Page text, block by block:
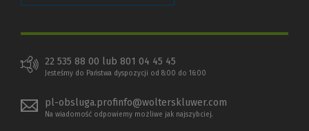
22 535 88 00 lub 801 04 45 45
Jesteśmy do Państwa dyspozycji od 8:00 do 16:00
pl-obsluga.profinfo@wolterskluwer.com
Na wiadomość odpowiemy możliwe jak najszybciej.